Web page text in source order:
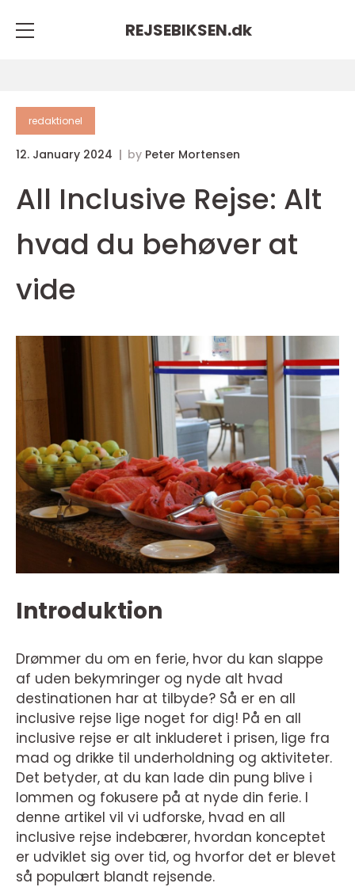
REJSEBIKSEN.dk
redaktionel
12. January 2024 by Peter Mortensen
All Inclusive Rejse: Alt
hvad du behøver at
vide
Introduktion
Drømmer du om en ferie, hvor du kan slappe
af uden bekymringer og nyde alt hvad
destinationen har at tilbyde? Så er en all
inclusive rejse lige noget for dig! På en all
inclusive rejse er alt inkluderet i prisen, lige fra
mad og drikke til underholdning og aktiviteter.
Det betyder, at du kan lade din pung blive i
lommen og fokusere på at nyde din ferie. I
denne artikel vil vi udforske, hvad en all
inclusive rejse indebærer, hvordan konceptet
er udviklet sig over tid, og hvorfor det er blevet
så populært blandt rejsende.